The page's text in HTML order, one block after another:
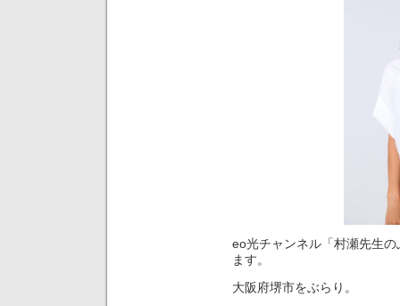
eo光チャンネル「村瀬先生
ます。
大阪府堺市をぶらり。